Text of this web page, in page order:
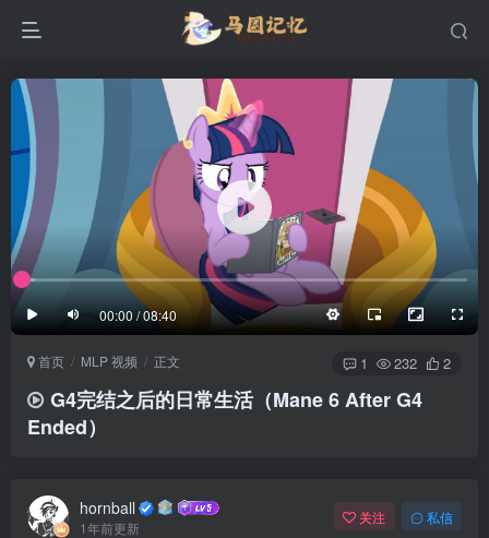
00:00 / 08:40
防止弹幕重叠
同步视频速度
100%
1/4 半屏 3/4 满屏
25px
极慢 适中 极快
适中
滚动 顶部
发送
首页 MLP 视频 正文 1 232 2
G4完结之后的日常生活（Mane 6 After G4
Ended）
hornball
1年前更新
关注 私信